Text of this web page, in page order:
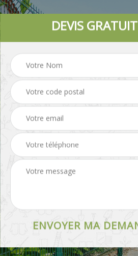
Tonte et réfection de
pelouse
DEVIS GRATUIT